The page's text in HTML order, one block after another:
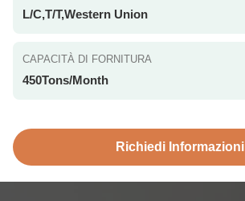
L/C,T/T,Western Union
CAPACITÀ DI FORNITURA
450Tons/Month
Richiedi Informazioni